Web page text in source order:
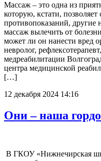
Массаж – это одна из
которую, кстати,
противопоказаний,
массаж вылечить от
может ли он нанести вред
невролог,
медреабилитации
центра медицинской
[…]
12 декабря 2024 14:16
Они – наша
В ГКОУ «Нижнечирская